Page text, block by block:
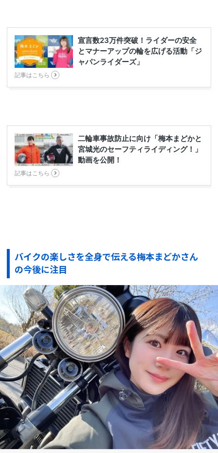
バイクの楽しさを全身で伝える梅本まどかさん
の今後に注目